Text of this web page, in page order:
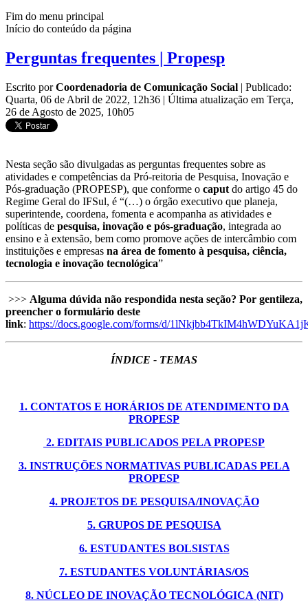
Fim do menu principal
Início do conteúdo da página
Perguntas frequentes | Propesp
Escrito porCoordenadoria de Comunicação Social | Publicado:
Quarta, 06 de Abril de 2022, 12h36 | Última atualização em Terça,
26 de Agosto de 2025, 10h05
Nesta seção são divulgadas as perguntas frequentes sobre as
atividades e competências da Pró-reitoria de Pesquisa, Inovação e
Pós-graduação (PROPESP), que conforme o caput do artigo 45 do
Regime Geral do IFSul, é “(…) o órgão executivo que planeja,
superintende, coordena, fomenta e acompanha as atividades e
políticas de pesquisa, inovação e pós-graduação, integrada ao
ensino e à extensão, bem como promove ações de intercâmbio com
instituições e empresas na área de fomento à pesquisa, ciência,
tecnologia e inovação tecnológica”
>>> Alguma dúvida não respondida nesta seção? Por gentileza,
preencher o formulário deste
link: https://docs.google.com/forms/d/
ÍNDICE - TEMAS
1. CONTATOS E HORÁRIOS DE ATENDIMENTO DA
PROPESP
2. EDITAIS PUBLICADOS PELA PROPESP
3. INSTRUÇÕES NORMATIVAS PUBLICADAS PELA
PROPESP
4. PROJETOS DE PESQUISA/INOVAÇÃO
5. GRUPOS DE PESQUISA
6. ESTUDANTES BOLSISTAS
7. ESTUDANTES VOLUNTÁRIAS/OS
8. NÚCLEO DE INOVAÇÃO TECNOLÓGICA (NIT)